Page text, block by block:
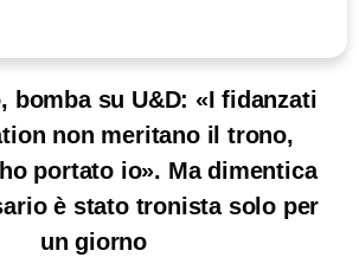
bomba su U&D: «I fidanzati
non meritano il trono,
portato io». Ma dimentica
è stato tronista solo per
un giorno